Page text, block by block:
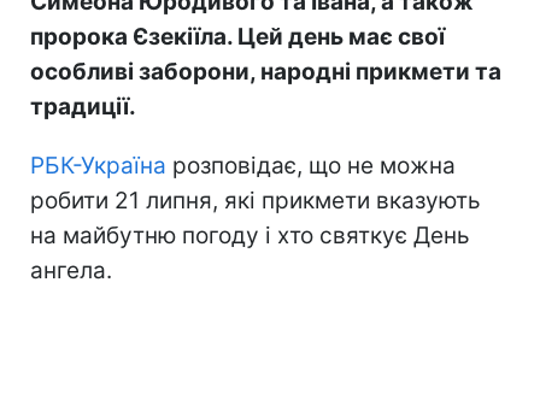
пророка Єзекіїла. Цей день має свої
особливі заборони, народні прикмети та
традиції.
РБК-Україна розповідає, що не можна
робити 21 липня, які прикмети вказують
на майбутню погоду і хто святкує День
ангела.